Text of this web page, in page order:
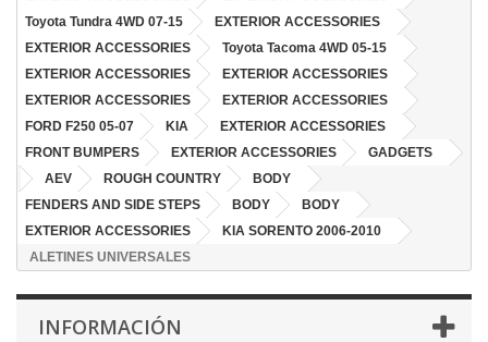
Toyota Tundra 4WD 07-15
EXTERIOR ACCESSORIES
EXTERIOR ACCESSORIES
Toyota Tacoma 4WD 05-15
EXTERIOR ACCESSORIES
EXTERIOR ACCESSORIES
EXTERIOR ACCESSORIES
EXTERIOR ACCESSORIES
FORD F250 05-07
KIA
EXTERIOR ACCESSORIES
FRONT BUMPERS
EXTERIOR ACCESSORIES
GADGETS
AEV
ROUGH COUNTRY
BODY
FENDERS AND SIDE STEPS
BODY
BODY
EXTERIOR ACCESSORIES
KIA SORENTO 2006-2010
ALETINES UNIVERSALES
INFORMACIÓN